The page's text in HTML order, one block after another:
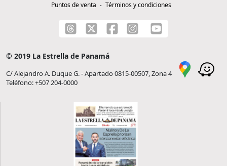
Puntos de venta
Términos y condiciones
© 2019 La Estrella de Panamá
C/ Alejandro A. Duque G. - Apartado 0815-00507, Zona 4
Teléfono: +507 204-0000